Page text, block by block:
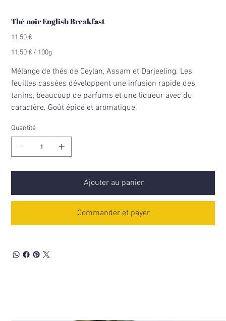
Thé noir English Breakfast
Prix
11,50 €
11,50 €
par
Grammes
11,50 € / 100g
Mélange de thés de Ceylan, Assam et Darjeeling. Les
feuilles cassées développent une infusion rapide des
tanins, beaucoup de parfums et une liqueur avec du
caractère. Goût épicé et aromatique.
Quantité
Ajouter au panier
Commander et payer